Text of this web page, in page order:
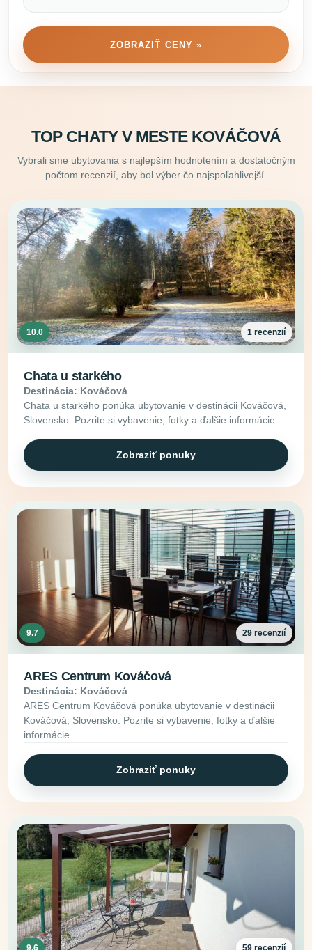
ZOBRAZIŤ CENY »
TOP CHATY V MESTE KOVÁČOVÁ
Vybrali sme ubytovania s najlepším hodnotením a dostatočným
počtom recenzií, aby bol výber čo najspoľahlivejší.
10.0 1 recenzií
Chata u starkého
Destinácia: Kováčová
Chata u starkého ponúka ubytovanie v destinácii Kováčová,
Slovensko. Pozrite si vybavenie, fotky a ďalšie informácie.
Zobraziť ponuky
9.7 29 recenzií
ARES Centrum Kováčová
Destinácia: Kováčová
ARES Centrum Kováčová ponúka ubytovanie v destinácii
Kováčová, Slovensko. Pozrite si vybavenie, fotky a ďalšie
informácie.
Zobraziť ponuky
9.6 59 recenzií